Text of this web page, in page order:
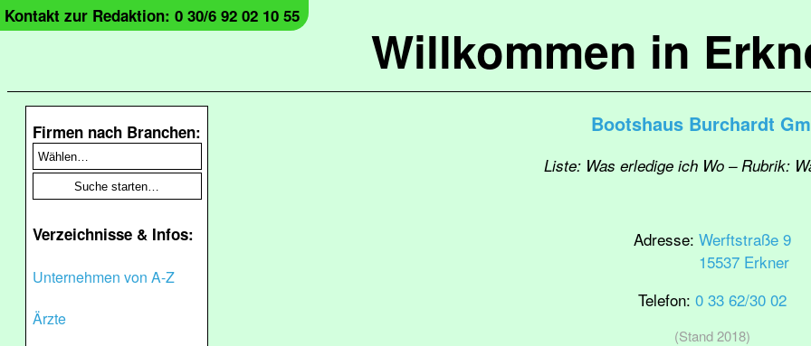
Willkommen in
Kontakt zur Redaktion: 0 30/6 92 02 10 55
Firmen nach Branchen:
Verzeichnisse & Infos:
Unternehmen von A-Z
Ärzte
Bootshaus Burchardt
Liste: Was erledige ich Wo – Rubrik:
Adresse: Werftstraße 9
15537 Erkner
Telefon: 0 33 62/30 02
(Stand 2018)